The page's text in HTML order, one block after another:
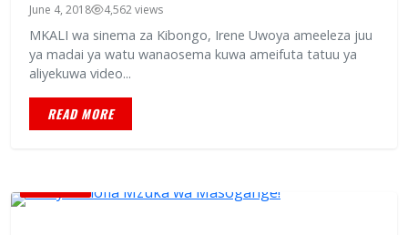
June 4, 2018 4,562 views
MKALI wa sinema za Kibongo, Irene Uwoya ameeleza juu
ya madai ya watu wanaosema kuwa ameifuta tatuu ya
aliyekuwa video...
READ MORE